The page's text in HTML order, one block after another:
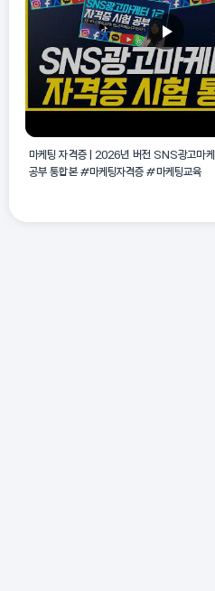
마케팅 자격증 | 2026년 버전 SNS광고마
공부 통합본 #마케팅자격증 #마케팅교육